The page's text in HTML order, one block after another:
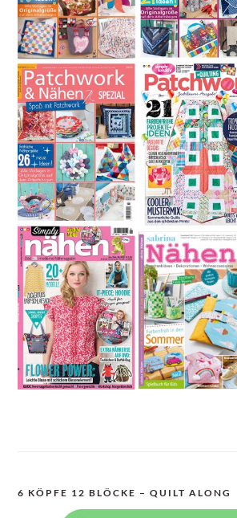
6 KÖPFE 12 BLÖCKE – QUILT ALONG